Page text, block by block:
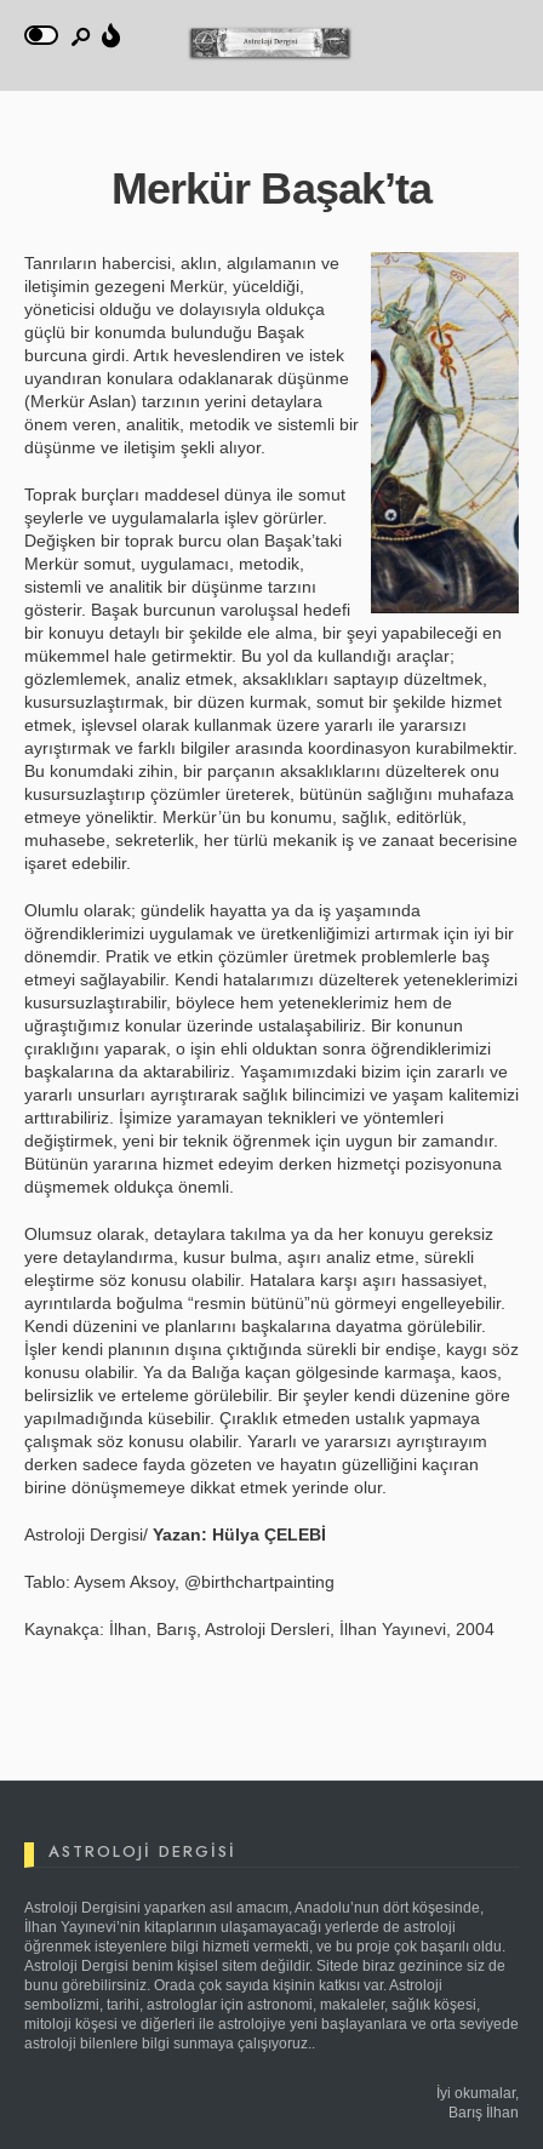
Merkür Başak’ta
Tanrıların habercisi, aklın, algılamanın ve
iletişimin gezegeni Merkür, yüceldiği,
yöneticisi olduğu ve dolayısıyla oldukça
güçlü bir konumda bulunduğu Başak
burcuna girdi. Artık heveslendiren ve istek
uyandıran konulara odaklanarak düşünme
(Merkür Aslan) tarzının yerini detaylara
önem veren, analitik, metodik ve sistemli bir
düşünme ve iletişim şekli alıyor.
Toprak burçları maddesel dünya ile somut
şeylerle ve uygulamalarla işlev görürler.
Değişken bir toprak burcu olan Başak’taki
Merkür somut, uygulamacı, metodik,
sistemli ve analitik bir düşünme tarzını
gösterir. Başak burcunun varoluşsal hedefi
bir konuyu detaylı bir şekilde ele alma, bir şeyi yapabileceği en
mükemmel hale getirmektir. Bu yol da kullandığı araçlar;
gözlemlemek, analiz etmek, aksaklıkları saptayıp düzeltmek,
kusursuzlaştırmak, bir düzen kurmak, somut bir şekilde hizmet
etmek, işlevsel olarak kullanmak üzere yararlı ile yararsızı
ayrıştırmak ve farklı bilgiler arasında koordinasyon kurabilmektir.
Bu konumdaki zihin, bir parçanın aksaklıklarını düzelterek onu
kusursuzlaştırıp çözümler üreterek, bütünün sağlığını muhafaza
etmeye yöneliktir. Merkür’ün bu konumu, sağlık, editörlük,
muhasebe, sekreterlik, her türlü mekanik iş ve zanaat becerisine
işaret edebilir.
Olumlu olarak; gündelik hayatta ya da iş yaşamında
öğrendiklerimizi uygulamak ve üretkenliğimizi artırmak için iyi bir
dönemdir. Pratik ve etkin çözümler üretmek problemlerle baş
etmeyi sağlayabilir. Kendi hatalarımızı düzelterek yeteneklerimizi
kusursuzlaştırabilir, böylece hem yeteneklerimiz hem de
uğraştığımız konular üzerinde ustalaşabiliriz. Bir konunun
çıraklığını yaparak, o işin ehli olduktan sonra öğrendiklerimizi
başkalarına da aktarabiliriz. Yaşamımızdaki bizim için zararlı ve
yararlı unsurları ayrıştırarak sağlık bilincimizi ve yaşam kalitemizi
arttırabiliriz. İşimize yaramayan teknikleri ve yöntemleri
değiştirmek, yeni bir teknik öğrenmek için uygun bir zamandır.
Bütünün yararına hizmet edeyim derken hizmetçi pozisyonuna
düşmemek oldukça önemli.
Olumsuz olarak, detaylara takılma ya da her konuyu gereksiz
yere detaylandırma, kusur bulma, aşırı analiz etme, sürekli
eleştirme söz konusu olabilir. Hatalara karşı aşırı hassasiyet,
ayrıntılarda boğulma “resmin bütünü”nü görmeyi engelleyebilir.
Kendi düzenini ve planlarını başkalarına dayatma görülebilir.
İşler kendi planının dışına çıktığında sürekli bir endişe, kaygı söz
konusu olabilir. Ya da Balığa kaçan gölgesinde karmaşa, kaos,
belirsizlik ve erteleme görülebilir. Bir şeyler kendi düzenine göre
yapılmadığında küsebilir. Çıraklık etmeden ustalık yapmaya
çalışmak söz konusu olabilir. Yararlı ve yararsızı ayrıştırayım
derken sadece fayda gözeten ve hayatın güzelliğini kaçıran
birine dönüşmemeye dikkat etmek yerinde olur.
Astroloji Dergisi/ Yazan: Hülya ÇELEBİ
Tablo: Aysem Aksoy, @birthchartpainting
Kaynakça: İlhan, Barış, Astroloji Dersleri, İlhan Yayınevi, 2004
ASTROLOJI DERGISI
Astroloji Dergisini yaparken asıl amacım, Anadolu’nun dört köşesinde,
İlhan Yayınevi’nin kitaplarının ulaşamayacağı yerlerde de astroloji
öğrenmek isteyenlere bilgi hizmeti vermekti, ve bu proje çok başarılı oldu.
Astroloji Dergisi benim kişisel sitem değildir. Sitede biraz gezinince siz de
bunu görebilirsiniz. Orada çok sayıda kişinin katkısı var. Astroloji
sembolizmi, tarihi, astrologlar için astronomi, makaleler, sağlık köşesi,
mitoloji köşesi ve diğerleri ile astrolojiye yeni başlayanlara ve orta seviyede
astroloji bilenlere bilgi sunmaya çalışıyoruz..
İyi okumalar,
Barış İlhan